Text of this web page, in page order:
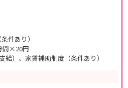
件あり）
間×20円
給）、家賃補助制度（条件あり）